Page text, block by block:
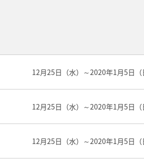
12月25日（水）～2020年1月5日（
12月25日（水）～2020年1月5日（
12月25日（水）～2020年1月5日（